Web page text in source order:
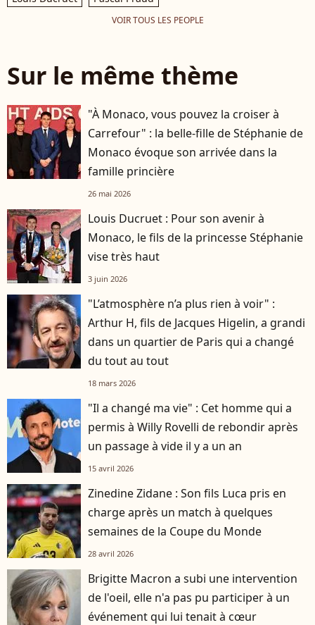
VOIR TOUS LES PEOPLE
Sur le même thème
"À Monaco, vous pouvez la croiser à
Carrefour" : la belle-fille de Stéphanie de
Monaco évoque son arrivée dans la
famille princière
26 mai 2026
Louis Ducruet : Pour son avenir à
Monaco, le fils de la princesse Stéphanie
vise très haut
3 juin 2026
"L’atmosphère n’a plus rien à voir" :
Arthur H, fils de Jacques Higelin, a grandi
dans un quartier de Paris qui a changé
du tout au tout
18 mars 2026
"Il a changé ma vie" : Cet homme qui a
permis à Willy Rovelli de rebondir après
un passage à vide il y a un an
15 avril 2026
Zinedine Zidane : Son fils Luca pris en
charge après un match à quelques
semaines de la Coupe du Monde
28 avril 2026
Brigitte Macron a subi une intervention
de l'oeil, elle n'a pas pu participer à un
événement qui lui tenait à cœur